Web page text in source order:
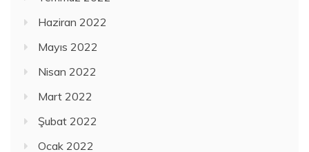
Haziran 2022
Mayıs 2022
Nisan 2022
Mart 2022
Şubat 2022
Ocak 2022